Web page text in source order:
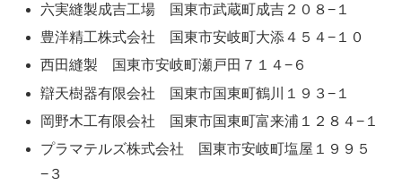
六実縫製成吉工場 国東市武蔵町成吉２０８−１
豊洋精工株式会社 国東市安岐町大添４５４−１０
西田縫製 国東市安岐町瀬戸田７１４−６
辯天樹器有限会社 国東市国東町鶴川１９３−１
岡野木工有限会社 国東市国東町富来浦１２８４−１
プラマテルズ株式会社 国東市安岐町塩屋１９９５
−３